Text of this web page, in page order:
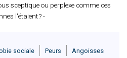
sceptique ou perplexe comme ces
l'étaient ? -
sociale Peurs Angoisses